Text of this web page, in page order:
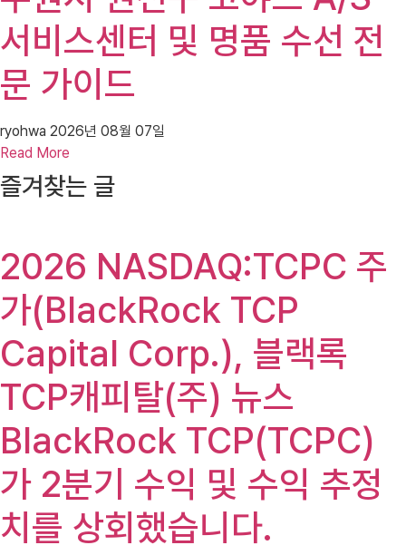
서비스센터 및 명품 수선 전
문 가이드
ryohwa 2026년 08월 07일
Read More
즐겨찾는 글
2026 NASDAQ:TCPC 주
가(BlackRock TCP
Capital Corp.), 블랙록
TCP캐피탈(주) 뉴스
BlackRock TCP(TCPC)
가 2분기 수익 및 수익 추정
치를 상회했습니다.